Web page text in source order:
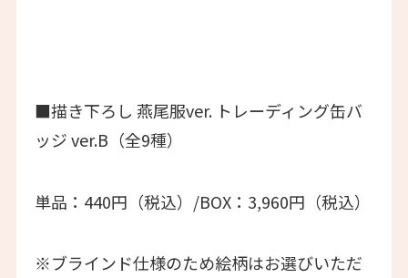
■描き下ろし 燕尾服ver. トレーディング缶バ
ッジ ver.B（全9種）
単品：440円（税込）/BOX：3,960円（税込）
※ブラインド仕様のため絵柄はお選びいただ